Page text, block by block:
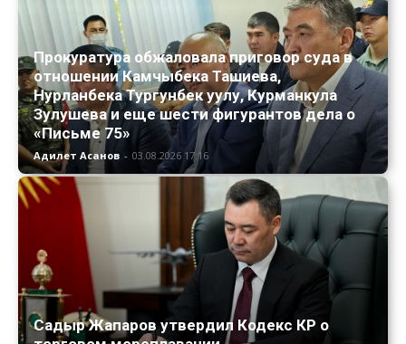
Прокуратура обжаловала приговор суда в
отношении Камчыбека Ташиева,
Нурланбека Тургунбек уулу, Курманкула
Зулушева и еще шести фигурантов дела о
«Письме 75»
Адилет Асанов - 03.08.2026 17:16
Садыр Жапаров утвердил Кодекс КР о